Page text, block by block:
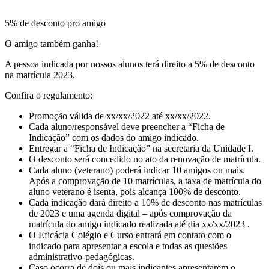
5% de desconto pro amigo
O amigo também ganha!
A pessoa indicada por nossos alunos terá direito a 5% de desconto
na matrícula 2023.
Confira o regulamento:
Promoção válida de xx/xx/2022 até xx/xx/2022.
Cada aluno/responsável deve preencher a “Ficha de
Indicação” com os dados do amigo indicado.
Entregar a “Ficha de Indicação” na secretaria da Unidade I.
O desconto será concedido no ato da renovação de matrícula.
Cada aluno (veterano) poderá indicar 10 amigos ou mais.
Após a comprovação de 10 matrículas, a taxa de matrícula do
aluno veterano é isenta, pois alcança 100% de desconto.
Cada indicação dará direito a 10% de desconto nas matrículas
de 2023 e uma agenda digital – após comprovação da
matrícula do amigo indicado realizada até dia xx/xx/2023 .
O Eficácia Colégio e Curso entrará em contato com o
indicado para apresentar a escola e todas as questões
administrativo-pedagógicas.